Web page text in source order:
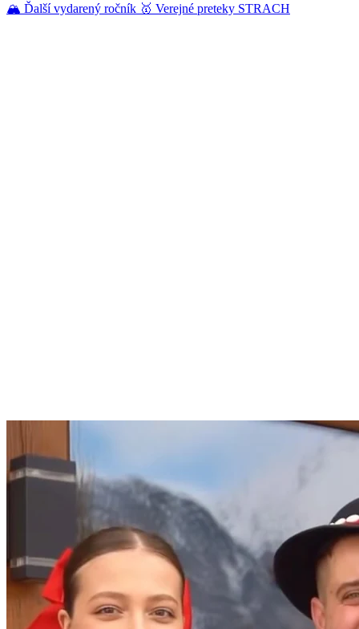
🏔️ Ďalší vydarený ročník 🥇 Verejné preteky STRACH